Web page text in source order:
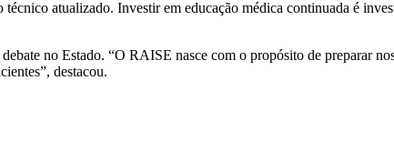
atualizado. Investir em educação médica continuada é
no Estado. “O RAISE nasce com o propósito de preparar
destacou.